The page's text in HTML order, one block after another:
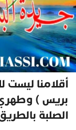
أقلامنا
بريس )
الصلبة